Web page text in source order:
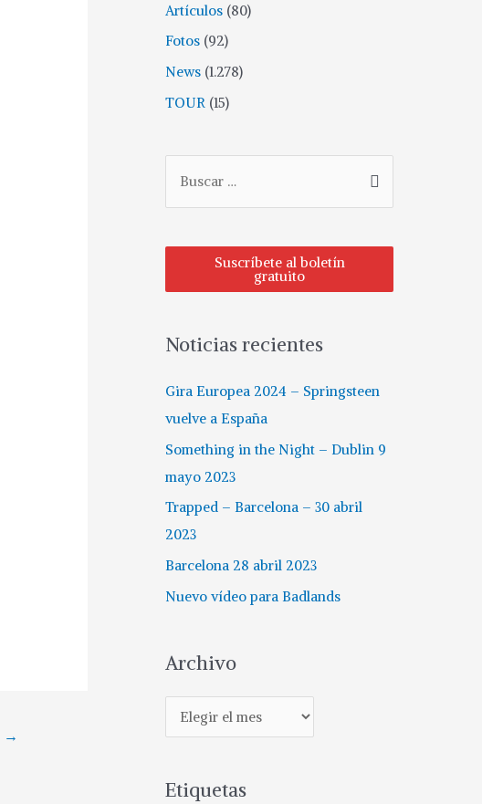
→
Artículos (80)
Fotos (92)
News (1.278)
TOUR (15)
Suscríbete al boletín
gratuito
Noticias recientes
Gira Europea 2024 – Springsteen
vuelve a España
Something in the Night – Dublin 9
mayo 2023
Trapped – Barcelona – 30 abril
2023
Barcelona 28 abril 2023
Nuevo vídeo para Badlands
Archivo
Etiquetas